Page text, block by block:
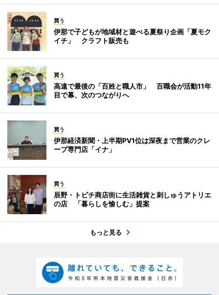
買う
伊那で子どもが地域材と遊べる夏祭り企画「夏モク
イチ」 クラフト販売も
買う
高遠で最後の「百姓と職人市」 百職会が活動11年
目で幕、次のつながりへ
買う
伊那経済新聞・上半期PV1位は深夜まで営業のクレ
ープ専門店「イナ」
買う
辰野・トビチ商店街に生活雑貨と刺しゅうアトリエ
の店 「暮らしを愉しむ」提案
もっと見る